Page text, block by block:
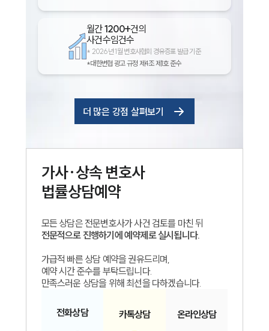
월간1200+건의
사건수임건수
* 2026년 1월 변호사협회 경유증표 발급 기준
*대한변협 광고 규정 제4조 제1호 준수
더 많은 강점 살펴보기
가사·상속변호사
법률상담예약
모든 상담은 전문변호사가 사건 검토를 마친 뒤
전문적으로 진행하기에 예약제로 실시됩니다.
가급적 빠른 상담 예약을 권유드리며,
예약 시간 준수를 부탁드립니다.
만족스러운 상담을 위해 최선을 다하겠습니다.
전화상담 카톡상담 온라인상담